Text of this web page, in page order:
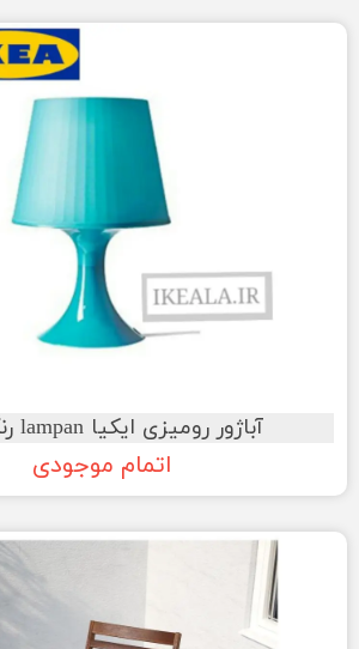
آباژور رومیزی ایکیا lampan رنگ آبی
اتمام موجودی